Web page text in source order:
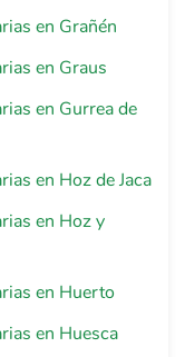
en Grañén
en Graus
en Gurrea de
en Hoz de Jaca
en Hoz y
en Huerto
en Huesca